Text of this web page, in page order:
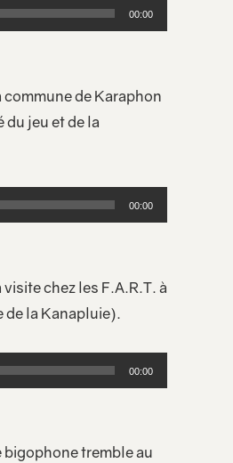
00:00
commune de Karaphon
du jeu et de la
00:00
visite chez les F.A.R.T. à
de la Kanapluie).
00:00
bigophone tremble au